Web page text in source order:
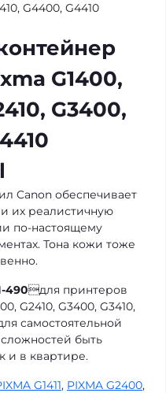
G4400, G4410
G1400,
G3400,
Canon обеспечивает
их реалистичную
по-настоящему
Тона кожи тоже
490для принтеров
G2410, G3400, G3410,
самостоятельной
быть
и в квартире.
G1411, PIXMA G2400,